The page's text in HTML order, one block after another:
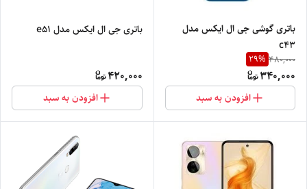
باتری گوشی جی ال ایکس مدل
c43
480,000
29%
340,000
افزودن به سبد
باتری جی ال ایکس مدل e51
420,000
افزودن به سبد